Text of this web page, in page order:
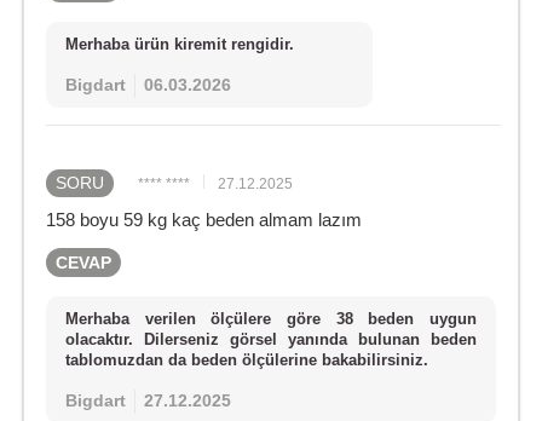
Merhaba ürün kiremit rengidir.
Bigdart 06.03.2026
SORU **** **** 27.12.2025
158 boyu 59 kg kaç beden almam lazım
CEVAP
Merhaba verilen ölçülere göre 38 beden uygun
olacaktır. Dilerseniz görsel yanında bulunan beden
tablomuzdan da beden ölçülerine bakabilirsiniz.
Bigdart 27.12.2025